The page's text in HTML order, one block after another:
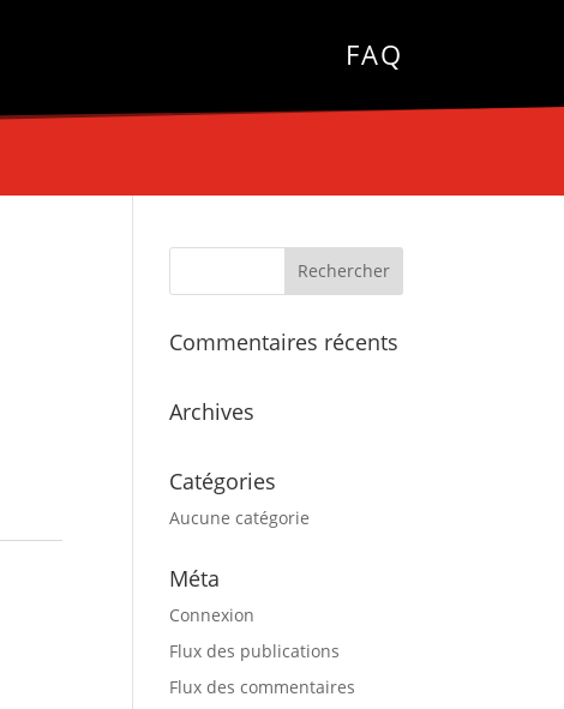
FAQ
Commentaires récents
Archives
Catégories
Aucune catégorie
Méta
Connexion
Flux des publications
Flux des commentaires